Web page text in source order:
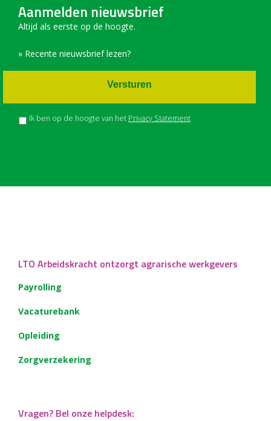
Aanmelden nieuwsbrief
Altijd als eerste op de hoogte.
» Recente nieuwsbrief lezen?
Ik ben op de hoogte van het Privacy Statement
Versturen
LTO Arbeidskracht ontzorgt agrarische werkgevers
Payrolling
Vacaturebank
Opleiding
Zorgverzekering
Vragen? Bel onze helpdesk: